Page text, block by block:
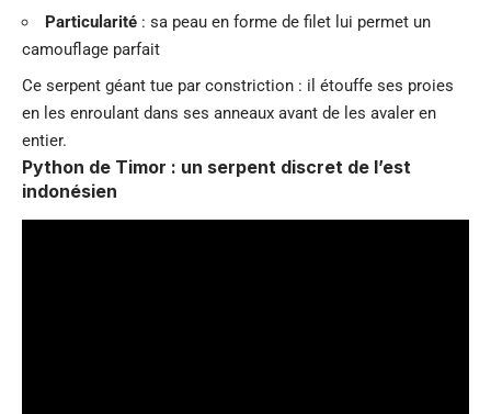
Particularité : sa peau en forme de filet lui permet un
camouflage parfait
Ce serpent géant tue par constriction : il étouffe ses proies
en les enroulant dans ses anneaux avant de les avaler en
entier.
Python de Timor : un serpent discret de l’est
indonésien